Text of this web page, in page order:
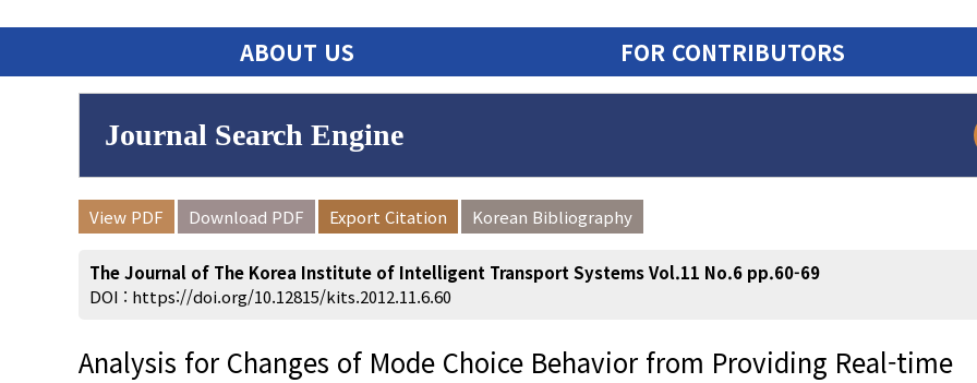
ABOUT US FOR CONTRIBUTORS
Journal Search Engine
Volume/Issue :
Search :
View PDF Download PDF Export Citation Korean Bibliography
The Journal of The Korea Institute of Intelligent Transport Systems Vol.11 No.6 pp.60-69
DOI : https://doi.org/10.12815/kits.2012.11.6.60
Analysis for Changes of Mode Choice Behavior from Providing Real-time